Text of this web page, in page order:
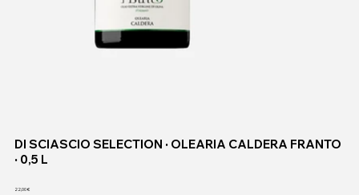
DI SCIASCIO SELECTION ∙ OLEARIA CALDERA FRANTO
∙ 0,5 L
Preis
22,00 €